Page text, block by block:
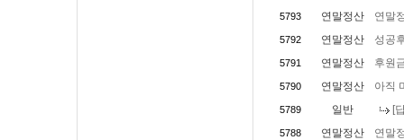
5793 연말정산 연말
5792 연말정산 성공
5791 연말정산 후원
5790 연말정산 아직
5789 일반 [
5788 연말정산 연말